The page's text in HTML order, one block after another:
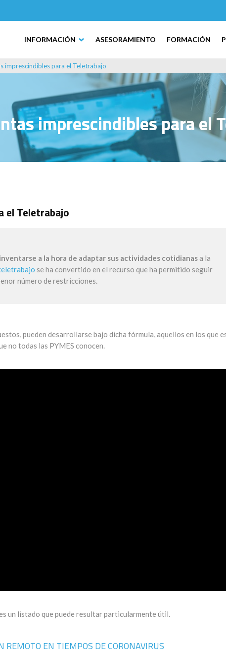
INFORMACIÓN ASESORAMIENTO FORMACIÓN
imprescindibles para el Teletrabajo
imprescindibles para el
el Teletrabajo
a la hora de adaptar sus actividades cotidianasa la
se ha convertido en el recurso que ha permitido seguir
número de restricciones.
pueden desarrollarse bajo dicha fórmula, aquellos en los que
no todas las PYMES conocen.
un listado que puede resultar particularmente útil.
EN TIEMPOS DE CORONAVIRUS